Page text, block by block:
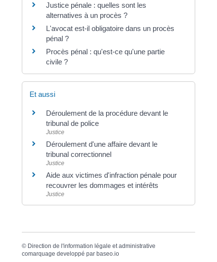
Justice pénale : quelles sont les
alternatives à un procès ?
L'avocat est-il obligatoire dans un procès
pénal ?
Procès pénal : qu'est-ce qu'une partie
civile ?
Et aussi
Déroulement de la procédure devant le
tribunal de police
Justice
Déroulement d'une affaire devant le
tribunal correctionnel
Justice
Aide aux victimes d'infraction pénale pour
recouvrer les dommages et intérêts
Justice
© Direction de l'information légale et administrative
comarquage developpé par baseo.io